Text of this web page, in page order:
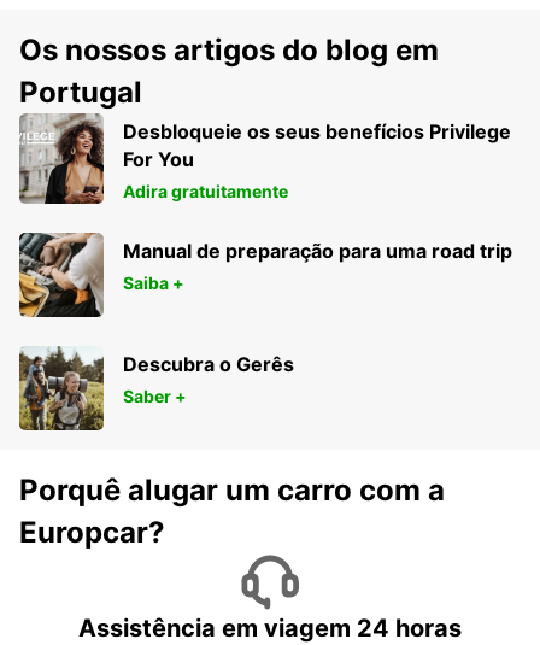
Os nossos artigos do blog em
Portugal
Desbloqueie os seus benefícios Privilege
For You
Adira gratuitamente
Manual de preparação para uma road trip
Saiba +
Descubra o Gerês
Saber +
Porquê alugar um carro com a
Europcar?
Assistência em viagem 24 horas